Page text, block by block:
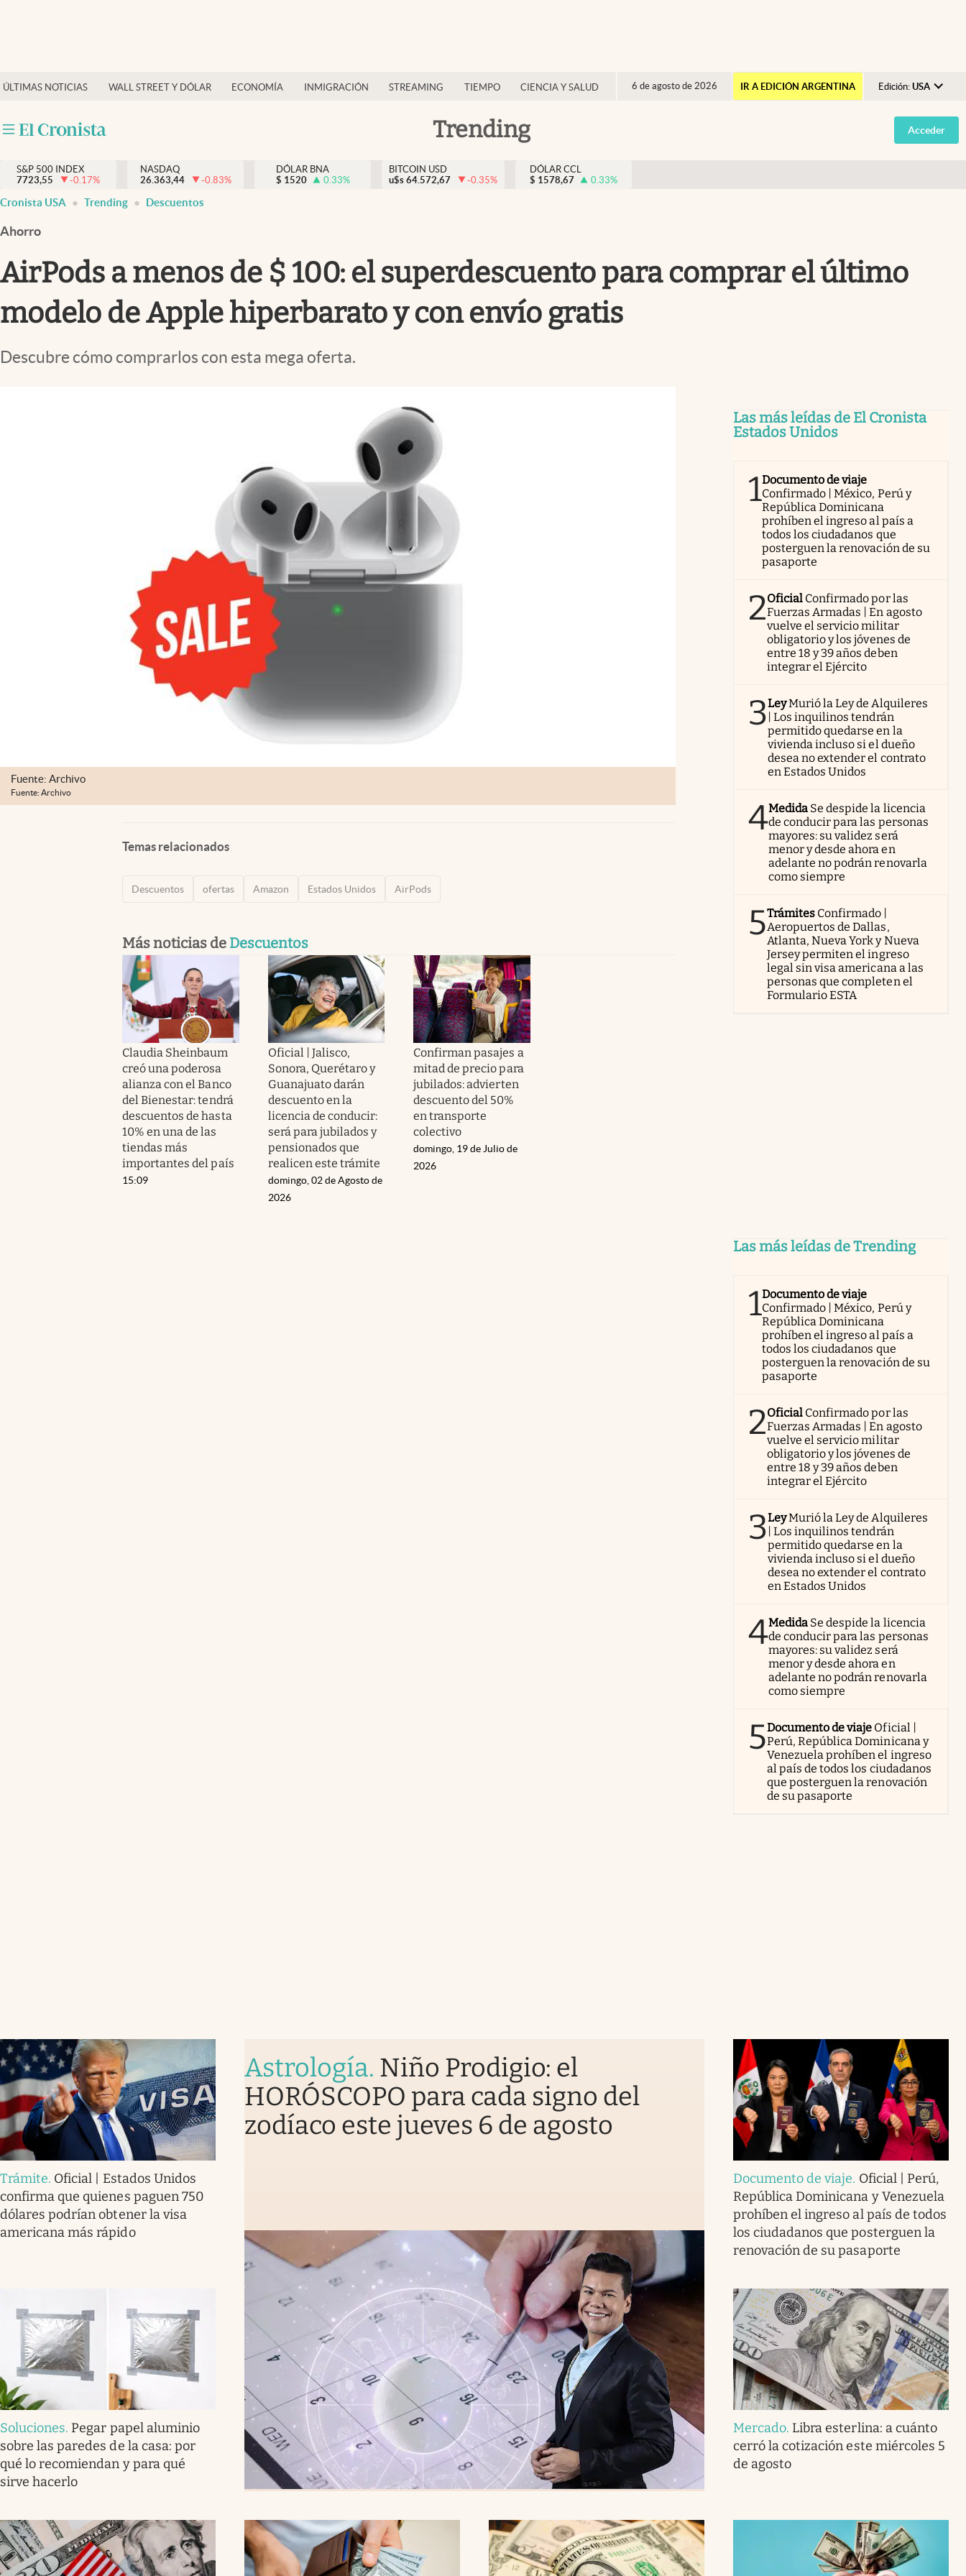
ÚLTIMAS NOTICIAS WALL STREET Y DÓLAR ECONOMÍA INMIGRACIÓN STREAMING TIEMPO CIENCIA Y SALUD 6 de agosto de 2026 IR A EDICIÓN ARGENTINA Edición: USA
Argentina
España
Trending
Finanzas y economía
Inmigración
Trending
Streaming
Acceder
S&P 500 INDEX
7723,55
-0.17%
NASDAQ
26.363,44
-0.83%
DÓLAR BNA
$ 1520 0.33%
BITCOIN USD
u$s 64.572,67 -0.35%
DÓLAR CCL
$ 1578,67 0.33%
Cronista USA Trending Descuentos
Ahorro
AirPods a menos de $ 100: el superdescuento para comprar el último
modelo de Apple hiperbarato y con envío gratis
Descubre cómo comprarlos con esta mega oferta.
Fuente: Archivo
Fuente: Archivo
Temas relacionados
Descuentos ofertas Amazon Estados Unidos AirPods
Más noticias de Descuentos
Claudia Sheinbaum
creó una poderosa
alianza con el Banco
del Bienestar: tendrá
descuentos de hasta
10% en una de las
tiendas más
importantes del país
15:09
Oficial | Jalisco,
Sonora, Querétaro y
Guanajuato darán
descuento en la
licencia de conducir:
será para jubilados y
pensionados que
realicen este trámite
domingo, 02 de Agosto de
2026
Confirman pasajes a
mitad de precio para
jubilados: advierten
descuento del 50%
en transporte
colectivo
domingo, 19 de Julio de
2026
Las más leídas de El Cronista
Estados Unidos
1Documento de viaje
Confirmado | México, Perú y
República Dominicana
prohíben el ingreso al país a
todos los ciudadanos que
posterguen la renovación de su
pasaporte
2Oficial Confirmado por las
Fuerzas Armadas | En agosto
vuelve el servicio militar
obligatorio y los jóvenes de
entre 18 y 39 años deben
integrar el Ejército
3LeyMurió la Ley de Alquileres
| Los inquilinos tendrán
permitido quedarse en la
vivienda incluso si el dueño
desea no extender el contrato
en Estados Unidos
4Medida Se despide la licencia
de conducir para las personas
mayores: su validez será
menor y desde ahora en
adelante no podrán renovarla
como siempre
5Trámites Confirmado |
Aeropuertos de Dallas,
Atlanta, Nueva York y Nueva
Jersey permiten el ingreso
legal sin visa americana a las
personas que completen el
Formulario ESTA
Las más leídas de Trending
1Documento de viaje
Confirmado | México, Perú y
República Dominicana
prohíben el ingreso al país a
todos los ciudadanos que
posterguen la renovación de su
pasaporte
2Oficial Confirmado por las
Fuerzas Armadas | En agosto
vuelve el servicio militar
obligatorio y los jóvenes de
entre 18 y 39 años deben
integrar el Ejército
3LeyMurió la Ley de Alquileres
| Los inquilinos tendrán
permitido quedarse en la
vivienda incluso si el dueño
desea no extender el contrato
en Estados Unidos
4Medida Se despide la licencia
de conducir para las personas
mayores: su validez será
menor y desde ahora en
adelante no podrán renovarla
como siempre
5Documento de viaje Oficial |
Perú, República Dominicana y
Venezuela prohíben el ingreso
al país de todos los ciudadanos
que posterguen la renovación
de su pasaporte
Trámite. Oficial | Estados Unidos
confirma que quienes paguen 750
dólares podrían obtener la visa
americana más rápido
Astrología. Niño Prodigio: el
HORÓSCOPO para cada signo del
zodíaco este jueves 6 de agosto
Documento de viaje. Oficial | Perú,
República Dominicana y Venezuela
prohíben el ingreso al país de todos
los ciudadanos que posterguen la
renovación de su pasaporte
Soluciones. Pegar papel aluminio
sobre las paredes de la casa: por
qué lo recomiendan y para qué
sirve hacerlo
Mercado. Libra esterlina: a cuánto
cerró la cotización este miércoles 5
de agosto